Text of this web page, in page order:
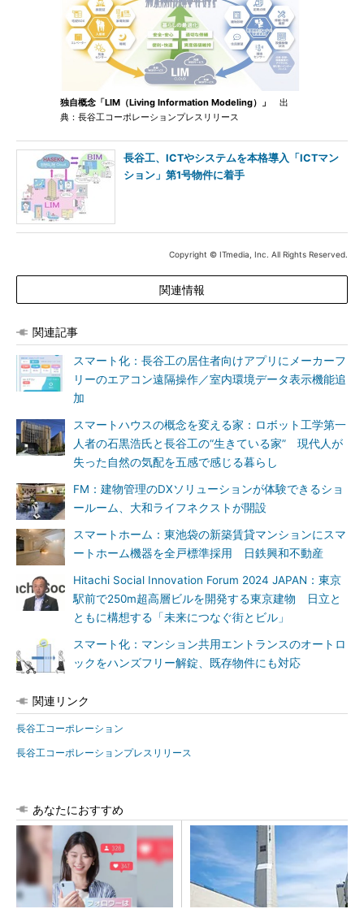
独自概念「LIM（Living Information Modeling）」
出
典：長谷工コーポレーションプレスリリース
長谷工、ICTやシステムを本格導入「ICTマン
ション」第1号物件に着手
Copyright © ITmedia, Inc. All Rights Reserved.
関連情報
関連記事
スマート化：長谷工の居住者向けアプリにメーカーフ
リーのエアコン遠隔操作／室内環境データ表示機能追
加
スマートハウスの概念を変える家：ロボット工学第一
人者の石黒浩氏と長谷工の“生きている家” 現代人が
失った自然の気配を五感で感じる暮らし
FM：建物管理のDXソリューションが体験できるショ
ールーム、大和ライフネクストが開設
スマートホーム：東池袋の新築賃貸マンションにスマ
ートホーム機器を全戸標準採用 日鉄興和不動産
Hitachi Social Innovation Forum 2024 JAPAN：東京
駅前で250m超高層ビルを開発する東京建物 日立と
ともに構想する「未来につなぐ街とビル」
スマート化：マンション共用エントランスのオートロ
ックをハンズフリー解錠、既存物件にも対応
関連リンク
長谷工コーポレーション
長谷工コーポレーションプレスリリース
あなたにおすすめ